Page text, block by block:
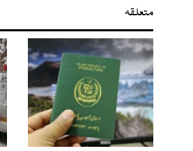
متعلقہ